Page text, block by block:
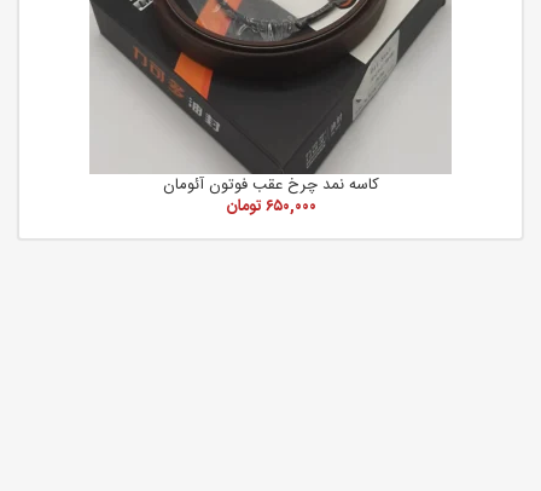
کاسه نمد چرخ عقب فوتون آئومان
۶۵۰,۰۰۰تومان